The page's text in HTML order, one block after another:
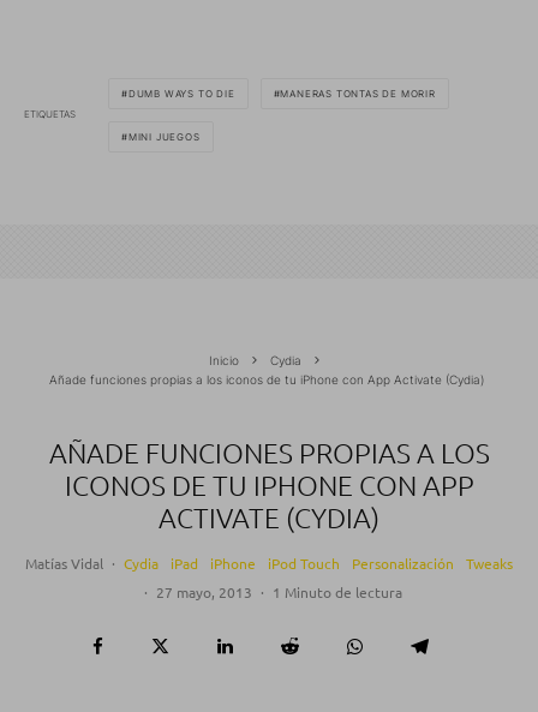
ETIQUETAS
DUMB WAYS TO DIE MANERAS TONTAS DE MORIR
MINI JUEGOS
Inicio
Cydia
Añade funciones propias a los iconos de tu iPhone con App Activate (Cydia)
AÑADE FUNCIONES PROPIAS A LOS
ICONOS DE TU IPHONE CON APP
ACTIVATE (CYDIA)
Matías Vidal · Cydia iPad iPhone iPod Touch Personalización
Tweaks
· 27 mayo, 2013 · 1 Minuto de lectura